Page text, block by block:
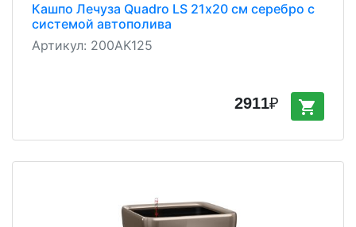
Кашпо Лечуза Quadro LS 21х20 см серебро с
системой автополива
Артикул: 200AK125
2911₽ shopping_cart